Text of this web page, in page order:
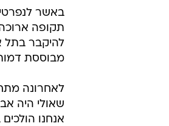
באשר
תקופה
מבוססת
לאחרונה
שאולי היה
אנחנו הולכים